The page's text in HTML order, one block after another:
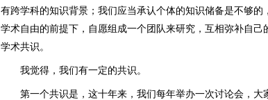
有跨学科的知识背景；我们应当承认个体的知识储备是不够
学术自由的前提下，自愿组成一个团队来研究，互相弥补自
学术共识。
我觉得，我们有一定的共识。
第一个共识是，这十年来，我们每年举办一次讨论会，